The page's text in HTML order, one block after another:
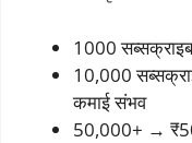
1000
10,000
कमाई संभव
50,000+ →